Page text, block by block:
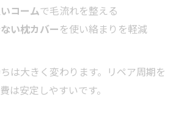
コームで毛流れを整える
い枕カバーを使い絡まりを軽減
は大きく変わります。リペア周期を
は安定しやすいです。